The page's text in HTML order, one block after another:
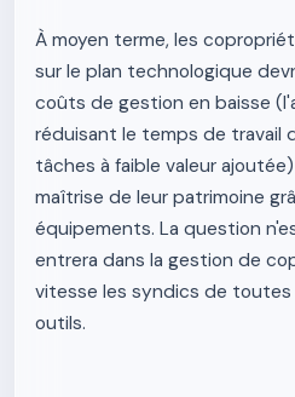
À moyen terme, les
sur le plan technologique
coûts de gestion en baisse
réduisant le temps de travail
tâches à faible valeur
maîtrise de leur patrimoine
équipements. La question
entrera dans la gestion de
vitesse les syndics de
outils.